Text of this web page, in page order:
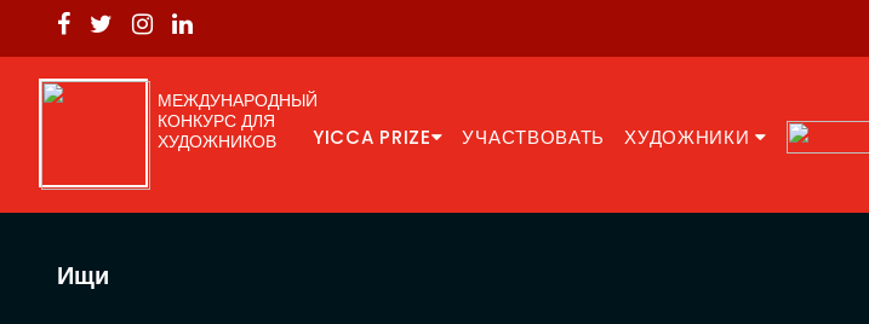
МЕЖДУНАРОДНЫЙ
КОНКУРС ДЛЯ
ХУДОЖНИКОВ
YICCA PRIZE УЧАСТВОВАТЬ ХУДОЖНИКИ
Ищи